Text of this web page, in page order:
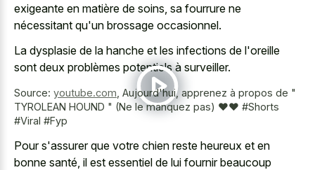
exigeante en matière de soins, sa fourrure ne
nécessitant qu'un brossage occasionnel.
La dysplasie de la hanche et les infections de l'oreille
sont deux problèmes potentiels à surveiller.
Source: youtube.com Aujourd'hui, apprenez à propos de "
TYROLEAN HOUND " (Ne le manquez pas) ❤❤️ #Shorts
#Viral #Fyp
Pour s'assurer que votre chien reste heureux et en
bonne santé, il est essentiel de lui fournir beaucoup